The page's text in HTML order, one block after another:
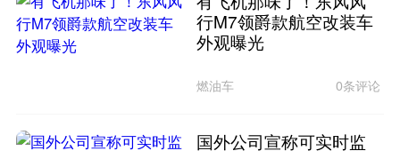
行M7领爵款航空改装车
外观曝光
燃油车 0条评论
国外公司宣称可实时监